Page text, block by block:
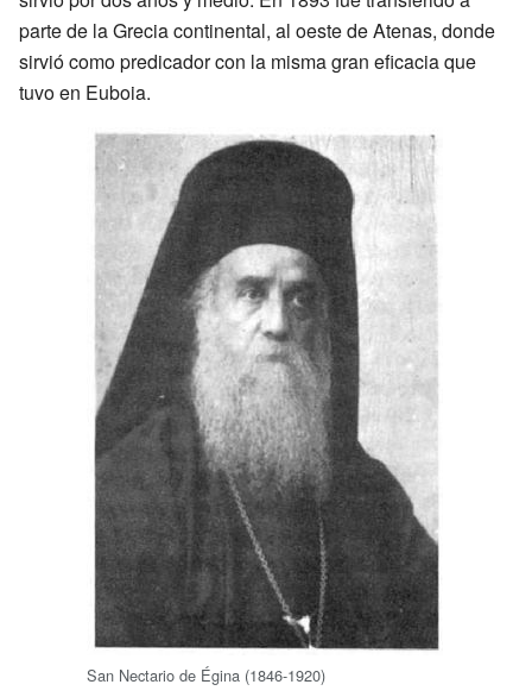
parte de la Grecia continental, al oeste de Atenas, donde
sirvió como predicador con la misma gran eficacia que
tuvo en Euboia.
San Nectario de Égina (1846-1920)